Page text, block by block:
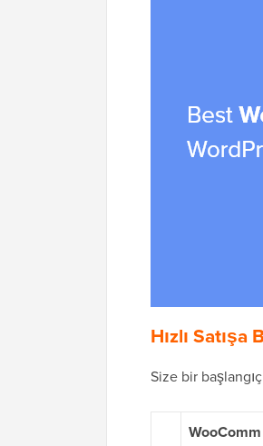
Hızlı
Size bir
WooComm